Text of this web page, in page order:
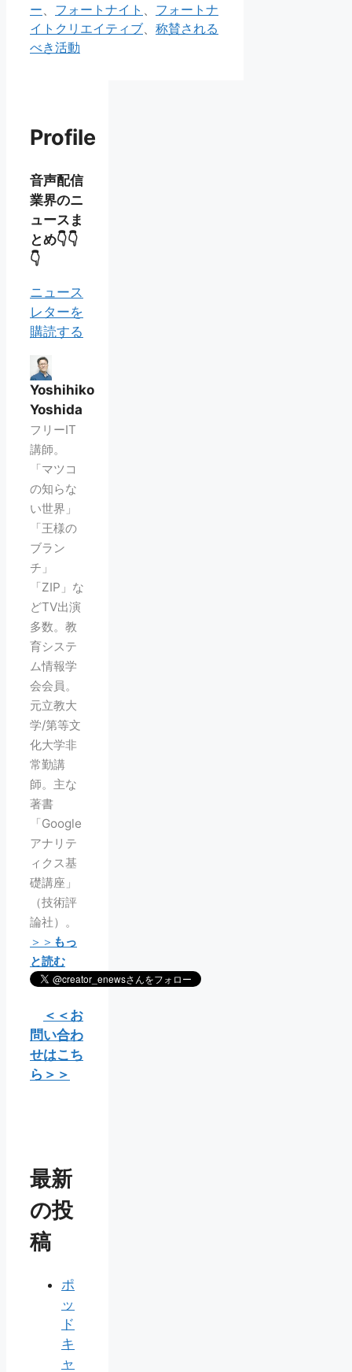
ゴ
リ
グ
ー、 フォートナイト 、 フォートナ
イトクリエイティブ、 称賛される
べき活動
Profile
音声配信
業界のニ
ュースま
とめ👇👇
👇
ニュース
レターを
購読する
Yoshihiko
Yoshida
フリーIT
講師。
「マツコ
の知らな
い世界」
「王様の
ブラン
チ」
「ZIP」な
どTV出演
多数。教
育システ
ム情報学
会会員。
元立教大
学/第等文
化大学非
常勤講
師。主な
著書
「Google
アナリテ
ィクス基
礎講座」
（技術評
論社）。
＞＞ もっ
と読む
＜＜お
問い合わ
せはこち
ら＞＞
最新
の投
稿
ポ
ッ
ド
キ
ャ